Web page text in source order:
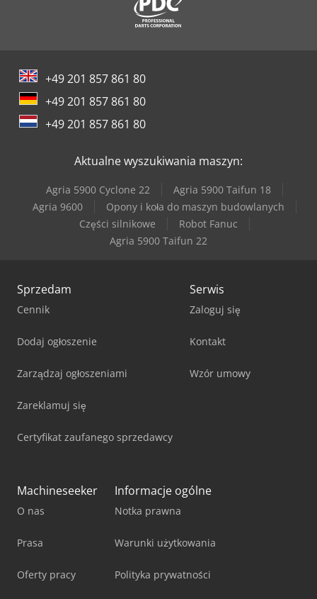
+49 201 857 861 80
+49 201 857 861 80
+49 201 857 861 80
Aktualne wyszukiwania maszyn:
Agria 5900 Cyclone 22
Agria 5900 Taifun 18
Agria 9600
Opony i koła do maszyn budowlanych
Części silnikowe
Robot Fanuc
Agria 5900 Taifun 22
Sprzedam
Cennik
Dodaj ogłoszenie
Zarządzaj ogłoszeniami
Zareklamuj się
Certyfikat zaufanego sprzedawcy
Serwis
Zaloguj się
Kontakt
Wzór umowy
Machineseeker
O nas
Prasa
Oferty pracy
Informacje ogólne
Notka prawna
Warunki użytkowania
Polityka prywatności